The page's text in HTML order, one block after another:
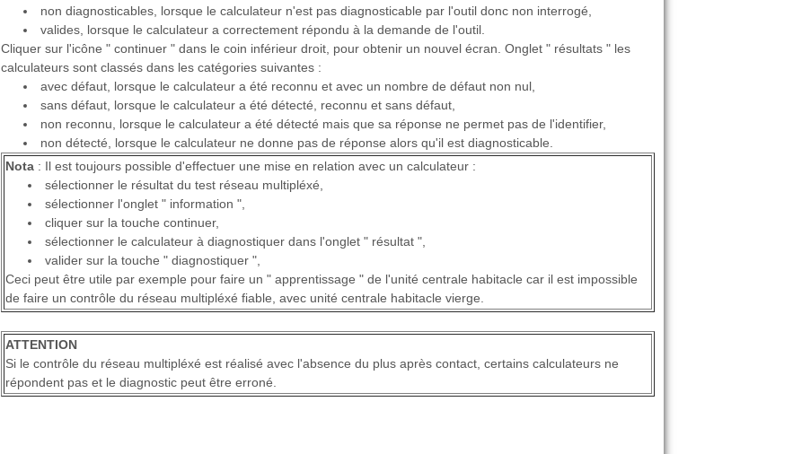
non diagnosticables, lorsque le calculateur n'est pas diagnosticable par l'outil donc non interrogé,
valides, lorsque le calculateur a correctement répondu à la demande de l'outil.
Cliquer sur l'icône " continuer " dans le coin inférieur droit, pour obtenir un nouvel écran. Onglet " résultats " les
calculateurs sont classés dans les catégories suivantes :
avec défaut, lorsque le calculateur a été reconnu et avec un nombre de défaut non nul,
sans défaut, lorsque le calculateur a été détecté, reconnu et sans défaut,
non reconnu, lorsque le calculateur a été détecté mais que sa réponse ne permet pas de l'identifier,
non détecté, lorsque le calculateur ne donne pas de réponse alors qu'il est diagnosticable.
Nota: Il est toujours possible d'effectuer une mise en relation avec un calculateur :
sélectionner le résultat du test réseau multipléxé,
sélectionner l'onglet " information ",
cliquer sur la touche continuer,
sélectionner le calculateur à diagnostiquer dans l'onglet " résultat ",
valider sur la touche " diagnostiquer ",
Ceci peut être utile par exemple pour faire un " apprentissage " de l'unité centrale habitacle car il est impossible
de faire un contrôle du réseau multipléxé fiable, avec unité centrale habitacle vierge.
ATTENTION
Si le contrôle du réseau multipléxé est réalisé avec l'absence du plus après contact, certains calculateurs ne
répondent pas et le diagnostic peut être erroné.